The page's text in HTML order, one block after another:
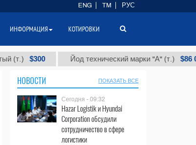
$300 Йод технический марки "А" (т.) $86 000
НОВОСТИ ПОКАЗАТЬ ВСЕ
Сегодня - 09:32
Hazar Logistik и Hyundai
Corporation обсудили
сотрудничество в сфере
логистики
ENG TM РУС
ИНФОРМАЦИЯ КОТИРОВКИ